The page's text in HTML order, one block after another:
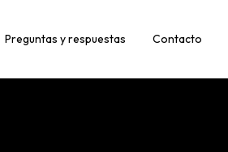
Preguntas y respuestas Contacto